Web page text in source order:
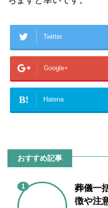
Twitter
Google+
B! Hatena
おすすめ記事
1
葬儀一
徴や注